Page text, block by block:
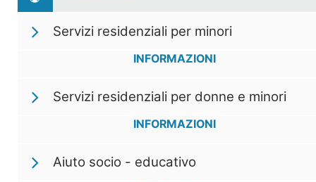
Servizi residenziali per minori
INFORMAZIONI
Servizi residenziali per donne e minori
INFORMAZIONI
Aiuto socio - educativo